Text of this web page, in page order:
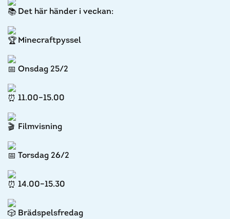
Det här händer i veckan:
Minecraftpyssel
Onsdag 25/2
11.00–15.00
Filmvisning
Torsdag 26/2
14.00–15.30
Brädspelsfredag